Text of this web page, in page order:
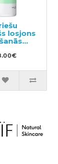
losjons